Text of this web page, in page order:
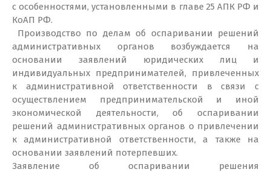
с особенностями, установленными в главе 25 АПК РФ и
КоАП РФ.
Производство по делам об оспаривании решений
административных органов возбуждается на
основании заявлений юридических лиц и
индивидуальных предпринимателей, привлеченных
к административной ответственности в связи с
осуществлением предпринимательской и иной
экономической деятельности, об оспаривании
решений административных органов о привлечении
к административной ответственности, а также на
основании заявлений потерпевших.
Заявление об оспаривании решения